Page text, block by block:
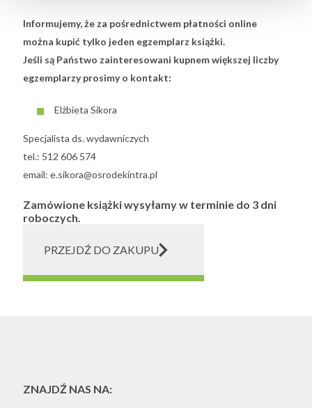
Informujemy, że za pośrednictwem płatności online
można kupić tylko jeden egzemplarz książki.
Jeśli są Państwo zainteresowani kupnem większej liczby
egzemplarzy prosimy o kontakt:
Elżbieta Sikora
Specjalista ds. wydawniczych
tel.: 512 606 574
email: e.sikora@osrodekintra.pl
Zamówione książki wysyłamy w terminie do 3 dni
roboczych.
PRZEJDŹ DO ZAKUPU
ZNAJDŹ NAS NA: